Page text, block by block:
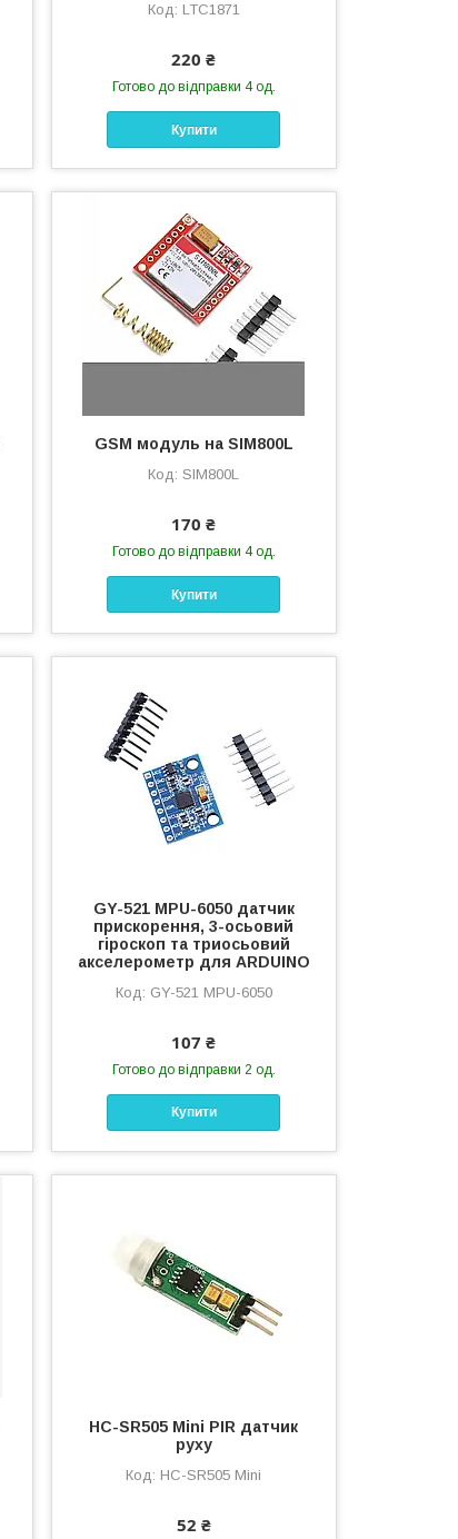
LTC1871
220 ₴
Готово до відправки 4 од.
Купити
GSM модуль на SIM800L
SIM800L
170 ₴
Готово до відправки 4 од.
Купити
GY-521 MPU-6050 датчик
прискорення, 3-осьовий
гіроскоп та триосьовий
акселерометр для ARDUINO
GY-521 MPU-6050
107 ₴
Готово до відправки 2 од.
Купити
HC-SR505 Mini PIR датчик
руху
HC-SR505 Mini
52 ₴